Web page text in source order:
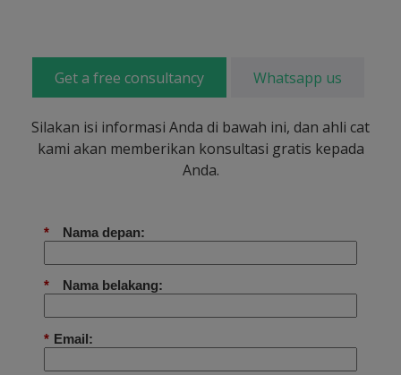
Get a free consultancy Whatsapp us
Silakan isi informasi Anda di bawah ini, dan ahli cat
kami akan memberikan konsultasi gratis kepada
Anda.